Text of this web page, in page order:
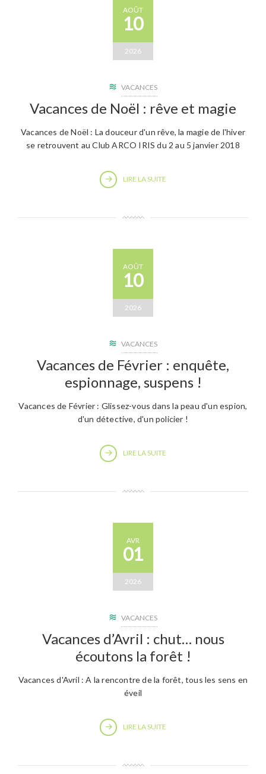
AOÛT
10
2026
VACANCES
Vacances de Noël : rêve et magie
Vacances de Noël : La douceur d'un rêve, la magie de l'hiver
se retrouvent au Club ARCO IRIS du 2 au 5 janvier 2018
LIRE LA SUITE
AOÛT
10
2026
VACANCES
Vacances de Février : enquête,
espionnage, suspens !
Vacances de Février : Glissez-vous dans la peau d'un espion,
d'un détective, d'un policier !
LIRE LA SUITE
AVR
01
2026
VACANCES
Vacances d’Avril : chut… nous
écoutons la forêt !
Vacances d'Avril : A la rencontre de la forêt, tous les sens en
éveil
LIRE LA SUITE